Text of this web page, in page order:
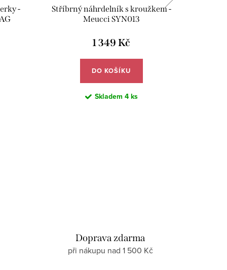
-
Stříbrný náhrdelník s kroužkem -
Meucci SYN013
1 349 Kč
DO KOŠÍKU
Skladem 4 ks
Doprava zdarma
při nákupu nad 1 500 Kč